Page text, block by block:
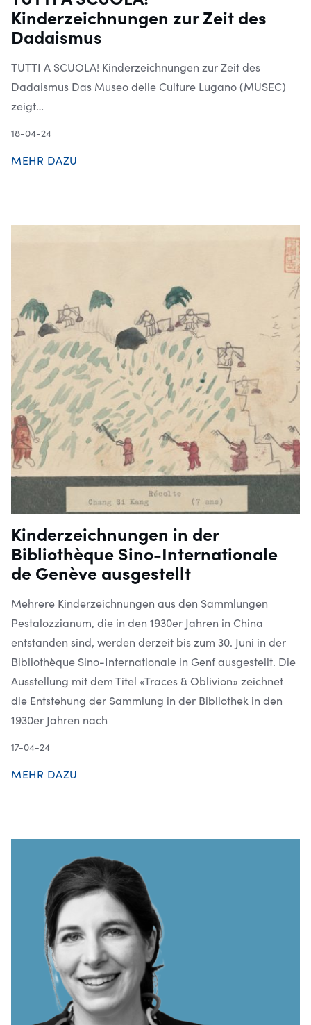
Kinderzeichnungen zur Zeit des
Dadaismus
TUTTI A SCUOLA! Kinderzeichnungen zur Zeit des
Dadaismus Das Museo delle Culture Lugano (MUSEC)
zeigt…
18-04-24
MEHR DAZU
Kinderzeichnungen in der
Bibliothèque Sino-Internationale
de Genève ausgestellt
Mehrere Kinderzeichnungen aus den Sammlungen
Pestalozzianum, die in den 1930er Jahren in China
entstanden sind, werden derzeit bis zum 30. Juni in der
Bibliothèque Sino-Internationale in Genf ausgestellt. Die
Ausstellung mit dem Titel «Traces & Oblivion» zeichnet
die Entstehung der Sammlung in der Bibliothek in den
1930er Jahren nach
17-04-24
MEHR DAZU